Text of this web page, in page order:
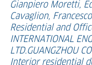
Gianpiero Moretti,
Cavaglion,
Residential and
INTERNATIONAL
LTD.GUANGZHOU
Interior residential